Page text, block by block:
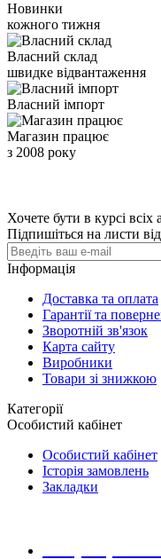
Новинки
кожного тижня
Власний склад
швидке відвантаження
Власний імпорт
Магазин працює
з 2008 року
Хочете бути в курсі
Підпишіться на листи
Інформація
Доставка та оплата
Гарантії та
Зворотній зв'язок
Карта сайту
Виробники
Товари зі знижкою
Категорії
Особистий кабінет
Особистий кабінет
Історія замовлень
Закладки